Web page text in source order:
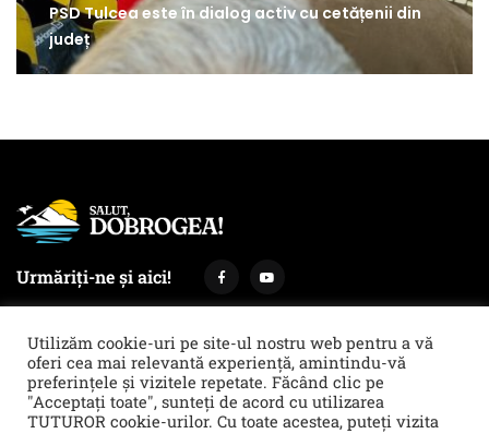
PSD Tulcea este în dialog activ cu cetățenii din
județ
Urmăriți-ne și aici!
Termeni și condiții
Politica de cookies & GDPR
Noi îți facem reclamă!
Utilizăm cookie-uri pe site-ul nostru web pentru a vă
oferi cea mai relevantă experiență, amintindu-vă
preferințele și vizitele repetate. Făcând clic pe
"Acceptați toate", sunteți de acord cu utilizarea
TUTUROR cookie-urilor. Cu toate acestea, puteți vizita